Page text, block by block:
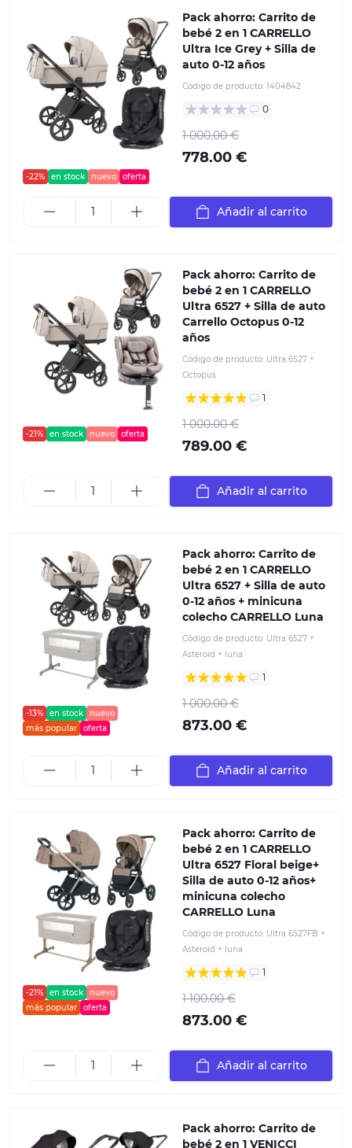
-22% en stock nuevo oferta
Pack ahorro: Carrito de
bebé 2 en 1 CARRELLO
Ultra Ice Grey + Silla de
auto 0-12 años
Código de producto: 1404842
0
1 000.00 €
778.00 €
Añadir al carrito
-21% en stock nuevo oferta
Pack ahorro: Carrito de
bebé 2 en 1 CARRELLO
Ultra 6527 + Silla de auto
Carrello Octopus 0-12
años
Código de producto: Ultra 6527 +
Octopus
1
1 000.00 €
789.00 €
Añadir al carrito
-13% en stock
nuevo
más popular
oferta
Pack ahorro: Carrito de
bebé 2 en 1 CARRELLO
Ultra 6527 + Silla de auto
0-12 años + minicuna
colecho CARRELLO Luna
Código de producto: Ultra 6527 +
Asteroid + luna
1
1 000.00 €
873.00 €
Añadir al carrito
-21% en stock
nuevo
más popular
oferta
Pack ahorro: Carrito de
bebé 2 en 1 CARRELLO
Ultra 6527 Floral beige+
Silla de auto 0-12 años+
minicuna colecho
CARRELLO Luna
Código de producto: Ultra 6527FB +
Asteroid + luna
1
1 100.00 €
873.00 €
Añadir al carrito
Pack ahorro: Carrito de
bebé 2 en 1 VENICCI